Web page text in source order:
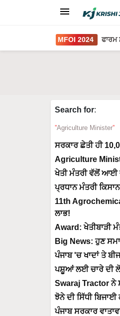
MFOI 2024 ਫਾਰਮ
Search for:
Agriculture Minister
ਸਰਕਾਰ ਛੇਤੀ ਹੀ
Agriculture
ਖੇਤੀ ਮੰਤਰੀ ਵੱਲੋਂ ਆਈ
ਪ੍ਰਧਾਨ ਮੰਤਰੀ
11th
ਲਾਭ!
Award: ਖੇਤੀਬਾੜੀ
Big News: ਹੁਣ
ਪੰਜਾਬ 'ਚ ਖਾਦਾਂ ਤੇ
ਪਸ਼ੂਆਂ ਲਈ ਚਾਰੇ ਦੀ
Swaraj Tractor ਨੇ
ਝੋਨੇ ਦੀ ਸਿੱਧੀ
ਪੰਜਾਬ ਸਰਕਾਰ